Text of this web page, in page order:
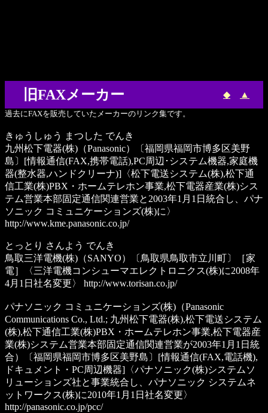
旧FAXメーカー ◆ ▲
過去にFAXを販売していたメーカーのリンク集です。
きゅうしゅう まつした でんき
九州松下電器(株) （Panasonic）〔福岡県福岡市博多区美野
島〕[情報通信(FAX,携帯電話),PC周辺･システム機器,家庭機
器(整水器,ハンドクリーナ)]〈松下電送システム(株),松下通
信工業(株)PBX・ホームテレホン事業,松下電器産業(株)シス
テム営業本部固定通信関連営業と2003年1月1日統合し、パナ
ソニック コミュニケーションズ(株)に〉
http://www.kme.panasonic.co.jp/
とっとり さんよう でんき
鳥取三洋電機(株) （SANYO）〔鳥取県鳥取市立川町〕［家
電］〈三洋電機コンシューマエレクトロニクス(株)に2008年
4月1日社名変更〉
http://www.torisan.co.jp/
パナソニック コミュニケーションズ(株) （Panasonic
Communications Co., Ltd.; 九州松下電器(株),松下電送システム
(株),松下通信工業(株)PBX・ホームテレホン事業,松下電器産
業(株)システム営業本部固定通信関連営業が2003年1月1日統
合）〔福岡県福岡市博多区美野島〕[情報通信(FAX,電話機),
ドキュメント・PC周辺機器]〈パナソニック(株)システムソ
リューションズ社と事業統合し、パナソニック システムネ
ットワークス(株)に2010年1月1日社名変更〉
http://panasonic.co.jp/pcc/